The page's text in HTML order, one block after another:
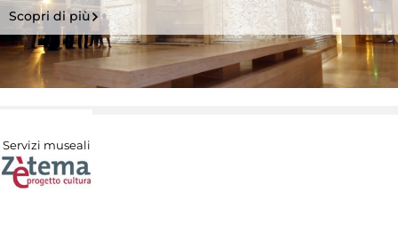
Scopri di più
Servizi museali